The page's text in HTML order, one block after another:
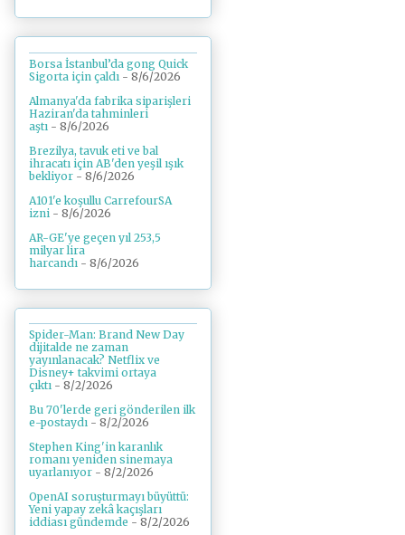
Borsa İstanbul’da gong Quick
Sigorta için çaldı - 8/6/2026
Almanya'da fabrika siparişleri
Haziran'da tahminleri
aştı - 8/6/2026
Brezilya, tavuk eti ve bal
ihracatı için AB'den yeşil ışık
bekliyor - 8/6/2026
A101'e koşullu CarrefourSA
izni - 8/6/2026
AR-GE'ye geçen yıl 253,5
milyar lira
harcandı - 8/6/2026
Spider-Man: Brand New Day
dijitalde ne zaman
yayınlanacak? Netflix ve
Disney+ takvimi ortaya
çıktı - 8/2/2026
Bu 70'lerde geri gönderilen ilk
e-postaydı - 8/2/2026
Stephen King'in karanlık
romanı yeniden sinemaya
uyarlanıyor - 8/2/2026
OpenAI soruşturmayı büyüttü:
Yeni yapay zekâ kaçışları
iddiası gündemde - 8/2/2026